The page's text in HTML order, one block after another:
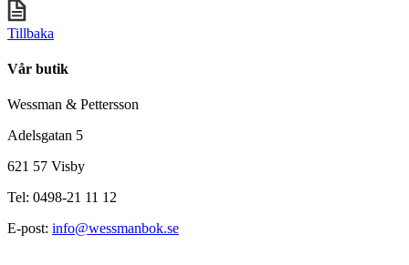
Tillbaka
Vår butik
Wessman & Pettersson
Adelsgatan 5
621 57 Visby
Tel: 0498-21 11 12
E-post: info@wessmanbok.se